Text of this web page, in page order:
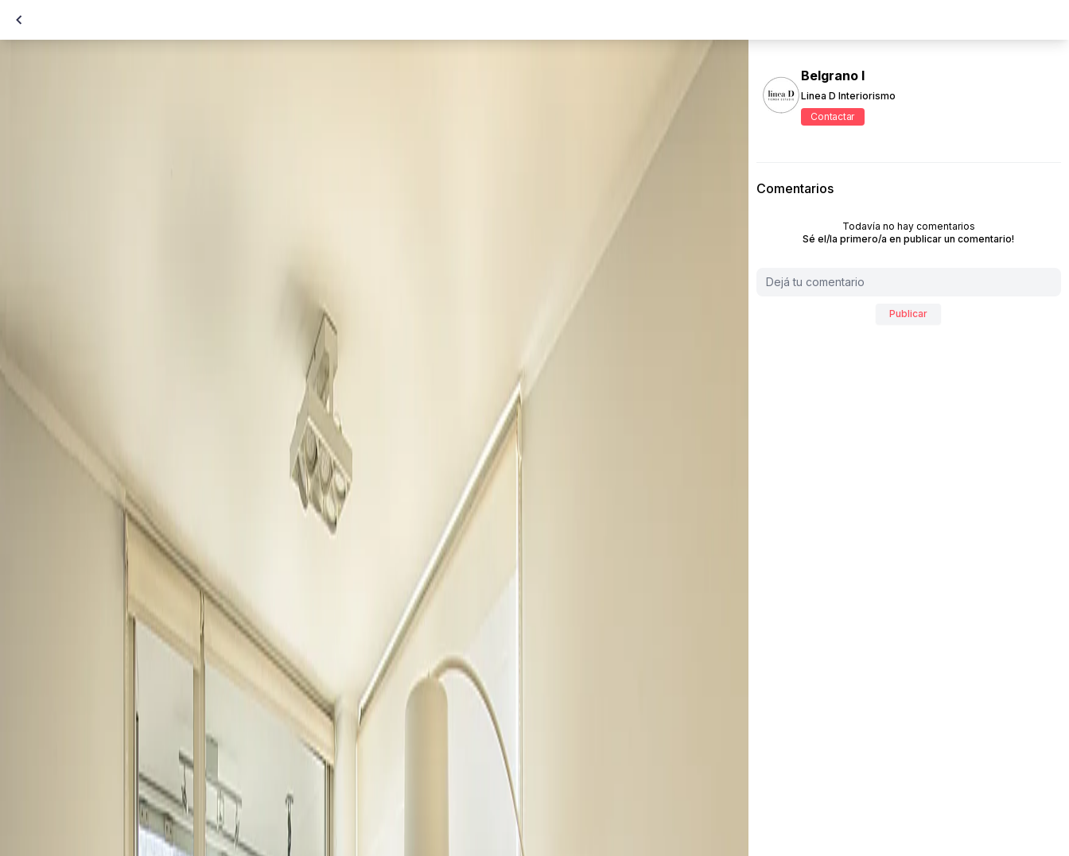
Belgrano I
Linea D Interiorismo
Contactar
Comentarios
Todavía no hay comentarios
Sé el/la primero/a en publicar un comentario!
Publicar